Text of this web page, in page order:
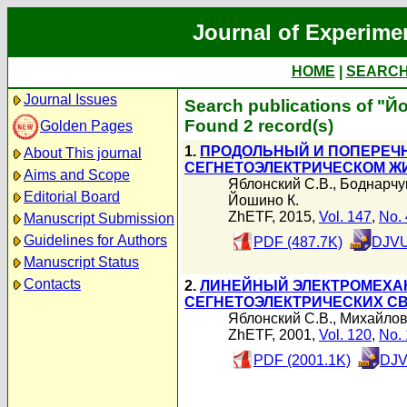
Journal of
HOME
Journal Issues
Golden Pages
About This journal
Aims and Scope
Editorial Board
Manuscript Submission
Guidelines for Authors
Manuscript Status
Contacts
Search publications of
Found 2 record(s)
1. ПРОДОЛЬНЫЙ И
СЕГНЕТОЭЛЕКТРИЧЕСКОМ
Яблонский С.В.,
Йошино К.
ZhETF, 2015, Vol. 147, No.
PDF (487.7K)
2. ЛИНЕЙНЫЙ
СЕГНЕТОЭЛЕКТРИЧЕСКИХ
Яблонский С.В.,
ZhETF, 2001, Vol. 120, No.
PDF (2001.1K)